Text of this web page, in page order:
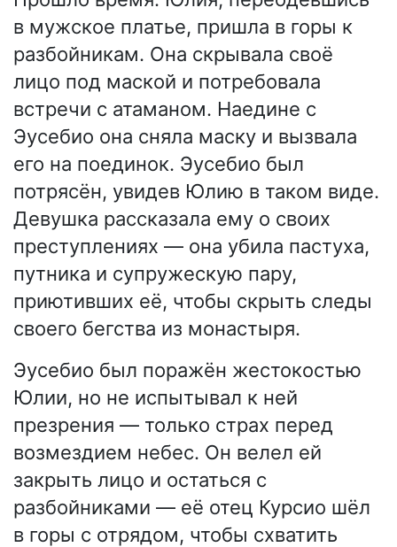
в мужское платье, пришла в горы к
разбойникам. Она скрывала своё
лицо под маской и потребовала
встречи с атаманом. Наедине с
Эусебио она сняла маску и вызвала
его на поединок. Эусебио был
потрясён, увидев Юлию в таком виде.
Девушка рассказала ему о своих
преступлениях — она убила пастуха,
путника и супружескую пару,
приютивших её, чтобы скрыть следы
своего бегства из монастыря.
Эусебио был поражён жестокостью
Юлии, но не испытывал к ней
презрения — только страх перед
возмездием небес. Он велел ей
закрыть лицо и остаться с
разбойниками — её отец Курсио шёл
в горы с отрядом, чтобы схватить